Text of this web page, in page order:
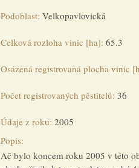
Podoblast: Velkopavlovická
Celková rozloha vinic [ha]: 65.3
Osázená registrovaná plocha vinic
Počet registrovaných pěstitelů: 36
Údaje z roku: 2005
Popis:
Ač bylo koncem roku 2005 v této